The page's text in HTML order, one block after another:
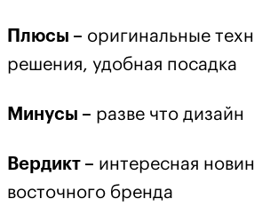
Плюсы – оригинальные
решения, удобная посадка
Минусы – разве что дизайн
Вердикт – интересная
восточного бренда